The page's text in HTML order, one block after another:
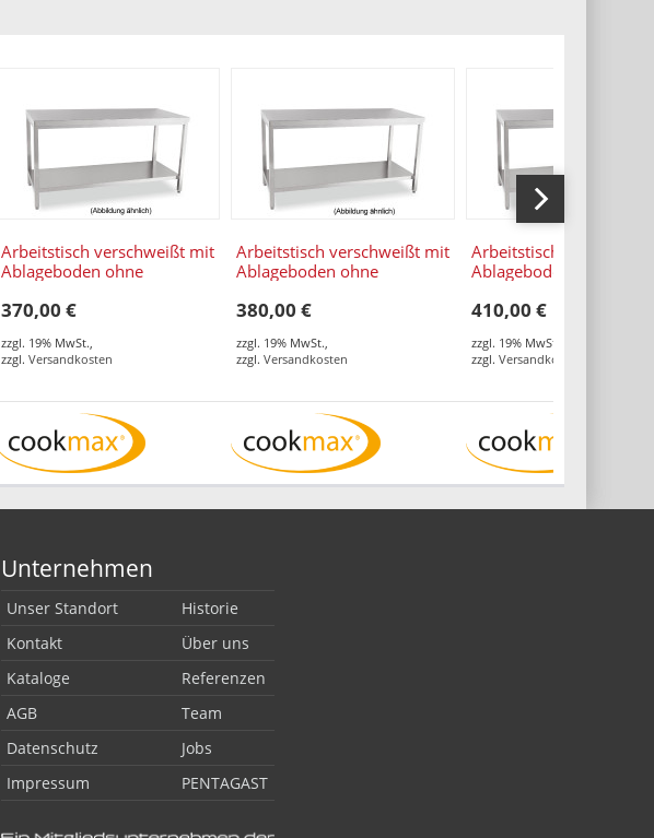
Arbeitstisch verschweißt mit
Ablageboden ohne
850 mm
370,00 €
zzgl. 19% MwSt.,
zzgl. Versandkosten
Arbeitstisch verschweißt mit
Ablageboden ohne
850 mm
380,00 €
zzgl. 19% MwSt.,
zzgl. Versandkosten
Arbeitstisch
Ablageboden ohne
850 mm
410,00 €
zzgl. 19% MwSt.
zzgl. Versandkosten
Unternehmen
Unser Standort
Historie
Kontakt
Über uns
Kataloge
Referenzen
AGB
Team
Datenschutz
Jobs
Impressum
PENTAGAST